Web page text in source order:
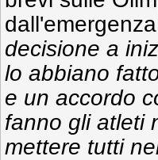
decisione a
lo abbiano
e un accordo
fanno gli atleti
mettere tutti